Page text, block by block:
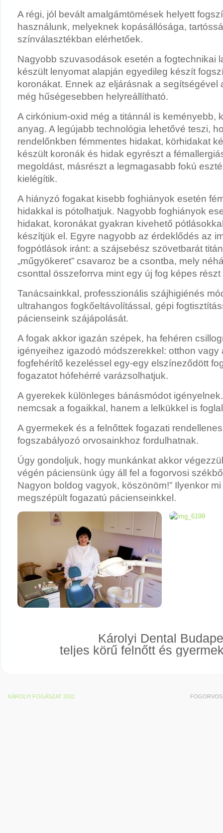
A régi, jól bevált amalgámtömések helyett
használunk, melyeknek kopásállósága,
színválasztékban elérhetőek.
Nagyobb szuvasodások esetén a fogtechnikai
készült lenyomat alapján egyedileg készít
koronákat. Ennek az eljárásnak a segítségével
még hűségesebben helyreállítható.
A cirkónium-oxid még a titánnál is keményebb,
anyag. A legújabb technológia lehetővé teszi,
rendelőnkben fémmentes hidakat, körhidakat
készült koronák és hidak egyrészt a
megoldást, másrészt a legmagasabb fokú
kielégítik.
A hiányzó fogakat kisebb foghiányok esetén
hidakkal is pótolhatjuk. Nagyobb foghiányok
hidakat, koronákat gyakran kivehető
készítjük el. Egyre nagyobb az érdeklődés az
fogpótlások iránt: a szájsebész szövetbarát
„műgyökeret” csavaroz be a csontba, mely
csonttal összeforrva mint egy új fog képes
Tanácsainkkal, professzionális szájhigiénés
ultrahangos fogkőeltávolítással, gépi
pácienseink szájápolását.
A fogak akkor igazán szépek, ha fehéren
igényeihez igazodó módszerekkel: otthon vagy
fogfehérítő kezeléssel egy-egy elszíneződött
fogazatot hófehérré varázsolhatjuk.
A gyerekek különleges bánásmódot
nemcsak a fogaikkal, hanem a lelkükkel is
A gyermekek és a felnőttek fogazati
fogszabályozó orvosainkhoz fordulhatnak.
Úgy gondoljuk, hogy munkánkat akkor
végén páciensünk úgy áll fel a fogorvosi
Nagyon boldog vagyok, köszönöm!” Ilyenkor
megszépült fogazatú pácienseinkkel.
Károlyi Dental
teljes körű felnőtt és
KÁROLYI FOGÁSZAT 2011